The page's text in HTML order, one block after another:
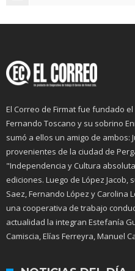
El Correo de Firmat fue fundado
Fernando Toscano y su sobrino
sumó a ellos un amigo de ambos:
provenientes de la ciudad de
"Independencia y Cultura
ediciones. Luego de López
Saez, Fernando López y Carolina
una cooperativa de trabajo
actualidad la integran Estefanía
Camiscia, Elías Ferreyra, Manuel